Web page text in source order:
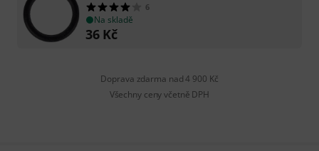
6
Na skladě
36 Kč
Doprava zdarma nad 4 900 Kč
Všechny ceny včetně DPH